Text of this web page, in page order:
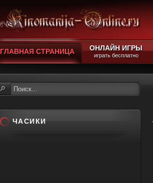
ГЛАВНАЯ СТРАНИЦА ОНЛАЙН ИГРЫ
играть бесплатно
ЧАСИКИ